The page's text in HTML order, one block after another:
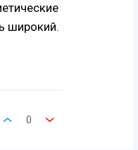
широкий.
0